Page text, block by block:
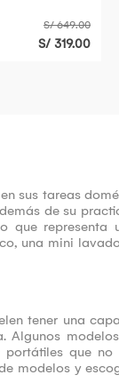
S/ 649.00
S/ 319.00
sus tareas
de su
que representa
una mini
tener una
que no
modelos y